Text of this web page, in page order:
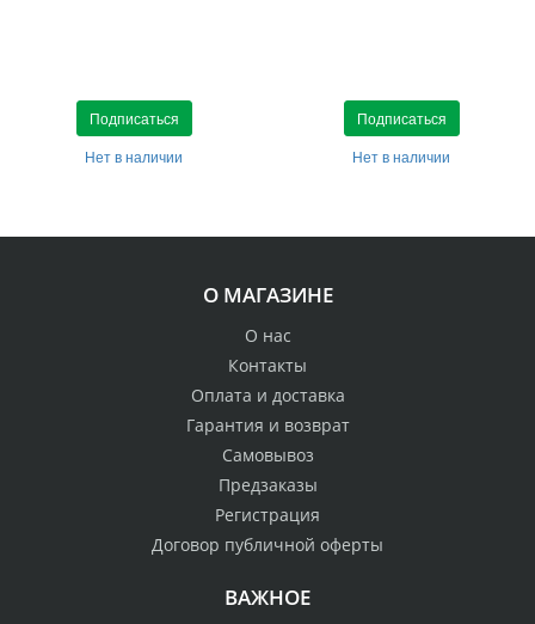
Подписаться
Нет в наличии
Подписаться
Нет в наличии
О МАГАЗИНЕ
О нас
Контакты
Оплата и доставка
Гарантия и возврат
Самовывоз
Предзаказы
Регистрация
Договор публичной оферты
ВАЖНОЕ